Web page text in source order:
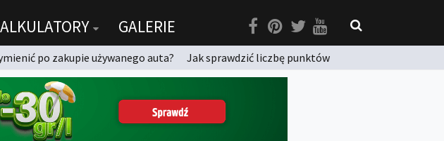
GALERIE
po zakupie używanego auta?
Jak sprawdzić liczbę punktów